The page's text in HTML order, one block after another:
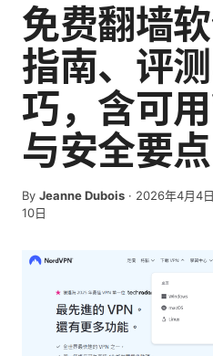
免费翻墙
指南、评
巧，含可
与安全要点
By Jeanne Dubois · 2026年4月4日
10日